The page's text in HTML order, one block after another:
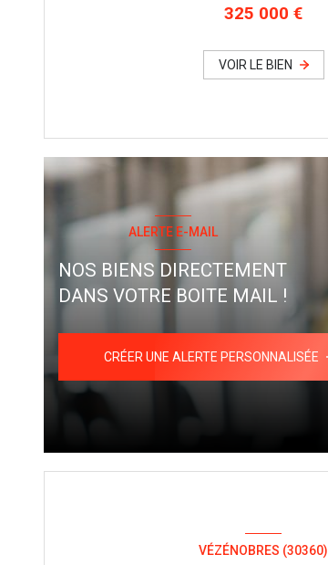
325 000 €
VOIR LE BIEN
ALERTE E-MAIL
NOS BIENS DIRECTEMENT
DANS VOTRE BOITE MAIL !
CRÉER UNE ALERTE PERSONNALISÉE
VÉZÉNOBRES (30360)